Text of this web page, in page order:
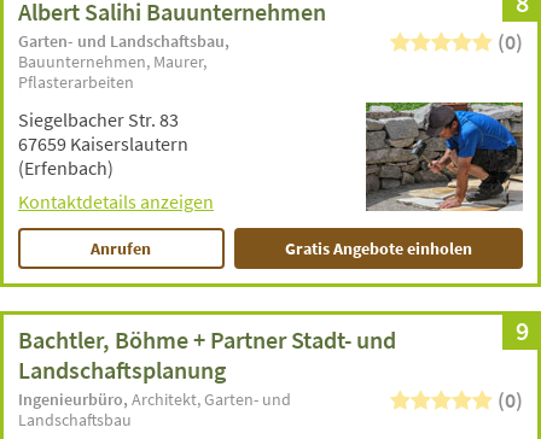
Albert Salihi Bauunternehmen
Garten- und Landschaftsbau
Bauunternehmen Maurer
Pflasterarbeiten
(0)
Siegelbacher Str. 83
67659 Kaiserslautern
(Erfenbach)
Kontaktdetails anzeigen
Anrufen Gratis Angebote einholen
9
Bachtler, Böhme + Partner Stadt- und
Landschaftsplanung
Ingenieurbüro Architekt Garten- und
Landschaftsbau
(0)